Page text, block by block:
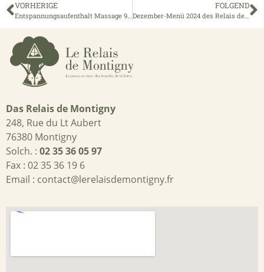
VORHERIGE
Entspannungsaufenthalt Massage 90′ – 370,00 €
FOLGEND
Dezember-Menü 2024 des Relais de Montigny
Das Relais de Montigny
248, Rue du Lt Aubert
76380 Montigny
Solch. : 02 35 36 05 97
Fax : 02 35 36 19 6
Email : contact@lerelaisdemontigny.fr